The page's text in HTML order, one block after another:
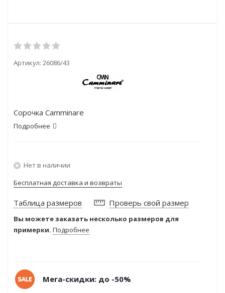
Артикул: 26086/43
Сорочка Camminare
Подробнее
Нет в наличии
Бесплатная доставка и возвраты
Таблица размеров Проверь свой размер
Вы можете заказать несколько размеров для
примерки. Подробнее
Мега-скидки: до -50%